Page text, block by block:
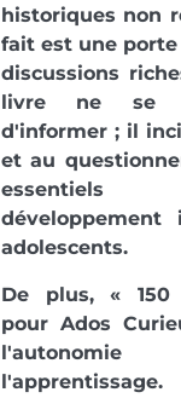
historiques non
fait est une
discussions
livre ne se
d'informer ; il
et au
développement
adolescents.
De plus, « 150
pour Ados